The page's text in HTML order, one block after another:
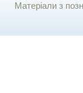
Матеріали з